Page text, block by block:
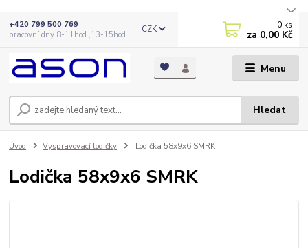
Menu
CZK
Hledat
+420 799 500 769
pracovní dny 8-11hod.,13-15hod.
0 ks
za 0,00 Kč
Úvod Vyspravovací lodičky Lodička 58x9x6 SMRK
Lodička 58x9x6 SMRK